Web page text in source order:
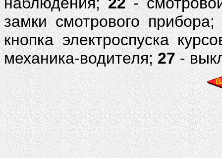
замки смотрового
кнопка электроспуска
механика-водителя;27-